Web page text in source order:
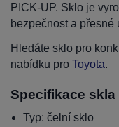
PICK-UP. Sklo je
bezpečnost a přesné
Hledáte sklo pro
nabídku pro Toyota.
Specifikace skla
Typ: čelní sklo